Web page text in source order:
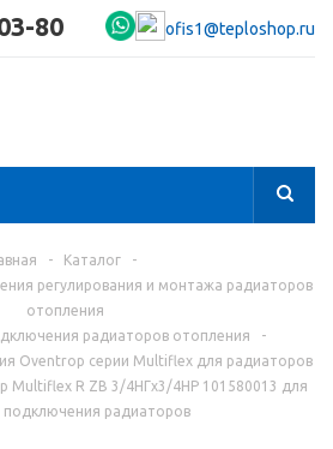
80 ofis1@teploshop.ru
- Каталог
-
регулирования и монтажа радиаторов
отопления
радиаторов отопления
-
Oventrop серии Multiflex для радиаторов
Multiflex R ZB 3/4НГx3/4НР 101580013 для
подключения радиаторов